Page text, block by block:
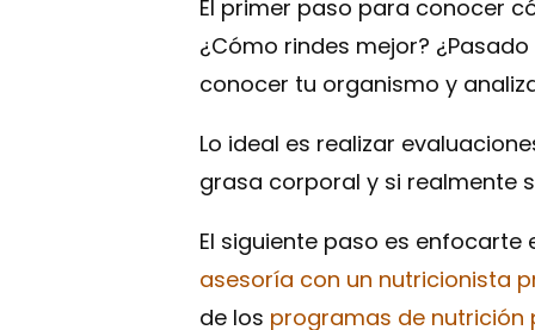
El primer paso para conocer
¿Cómo rindes mejor?
conocer tu organismo y
Lo ideal es realizar
grasa corporal y si realmente
El siguiente paso es
asesoría con un nutricionista
de los programas de